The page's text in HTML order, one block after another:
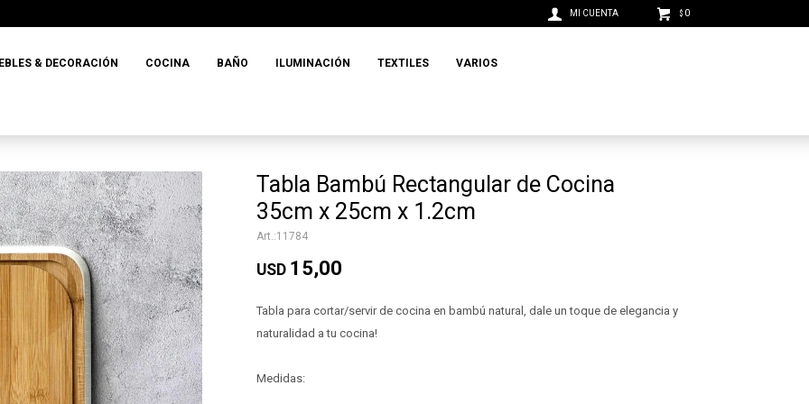
& DECORACIÓN COCINA BAÑO ILUMINACIÓN TEXTILES VARIOS
$ 0
Tabla Bambú Rectangular de Cocina
35cm x 25cm x 1.2cm
11784
USD 15,00
Tabla para cortar/servir de cocina en bambú natural, dale un toque de elegancia y
naturalidad a tu cocina!
Medidas: